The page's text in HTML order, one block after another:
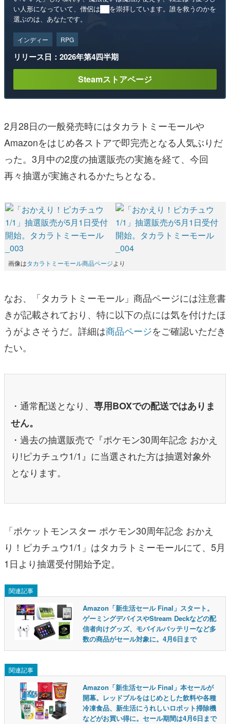
い人形になっていて、僧侶は██を崇拝しています。誰を救うのかを
選ぶのは、あなたです。
インディー RPG
リリース日：2026年第4四半期
Steamストアページ
2月28日の一般発売時にはタカラトミーモールや
Amazonをはじめ各ストアで即完売となる人気ぶりだ
った。3月中の2度の抽選販売の実施を経て、今回
再々抽選が実施されるかたちとなる。
画像はタカラトミーモール商品ページより
なお、「タカラトミーモール」商品ページには注意書
きが記載されており、特に以下の点には気を付けたほ
うがよさそうだ。詳細は商品ページをご確認いただき
たい。
・通常配送となり、 専用BOXでの配送ではありま
せん。
・過去の抽選販売で『ポケモン30周年記念 おかえ
り!ピカチュウ1/1』に当選された方は抽選対象外
となります。
「ポケットモンスター ポケモン30周年記念 おかえ
り！ピカチュウ1/1」はタカラトミーモールにて、5月
1日より抽選受付開始予定。
関連記事
Amazon「新生活セール Final」スタート。
ゲーミングデバイスやStream Deckなどの配
信者向けグッズ、モバイルバッテリーなど多
数の商品がセール対象に。4月6日まで
関連記事
Amazon「新生活セール Final」本セールが
開幕。レッドブルをはじめとした飲料や各種
冷凍食品、新生活にうれしいロボット掃除機
などがお買い得に。セール期間は4月6日まで